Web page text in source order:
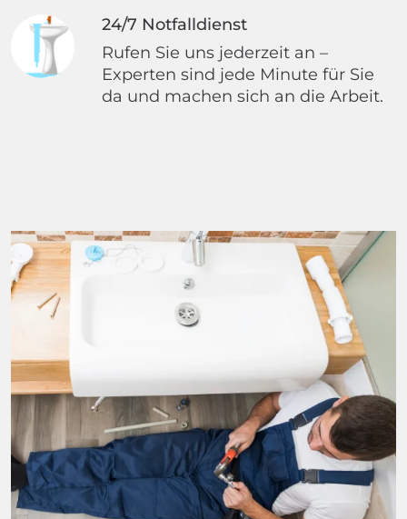
24/7 Notfalldienst
Rufen Sie uns jederzeit an –
Experten sind jede Minute für Sie
da und machen sich an die Arbeit.